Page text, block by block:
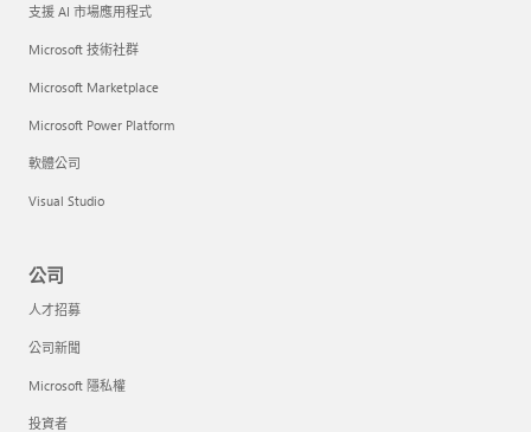
支援 AI 市場應用程式
Microsoft 技術社群
Microsoft Marketplace
Microsoft Power Platform
軟體公司
Visual Studio
公司
人才招募
公司新聞
Microsoft 隱私權
投資者